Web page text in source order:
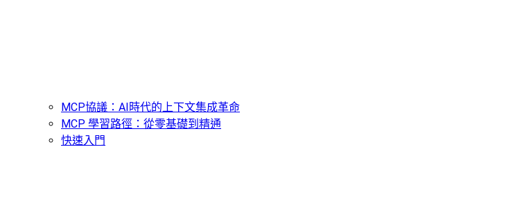
MCP協議：AI時代的上下文集成革命
MCP 學習路徑：從零基礎到精通
快速入門